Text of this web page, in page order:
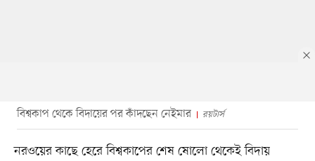
বিশ্বকাপ থেকে বিদায়ের পর কাঁদছেন নেইমার রয়টার্স
নরওয়ের কাছে হেরে বিশ্বকাপের শেষ ষোলো থেকেই বিদায়